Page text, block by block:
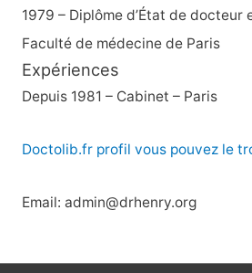
1979 – Diplôme d’État de docteur
Faculté de médecine de Paris
Expériences
Depuis 1981 – Cabinet – Paris
Doctolib.fr profil vous pouvez le
Email: admin@drhenry.org